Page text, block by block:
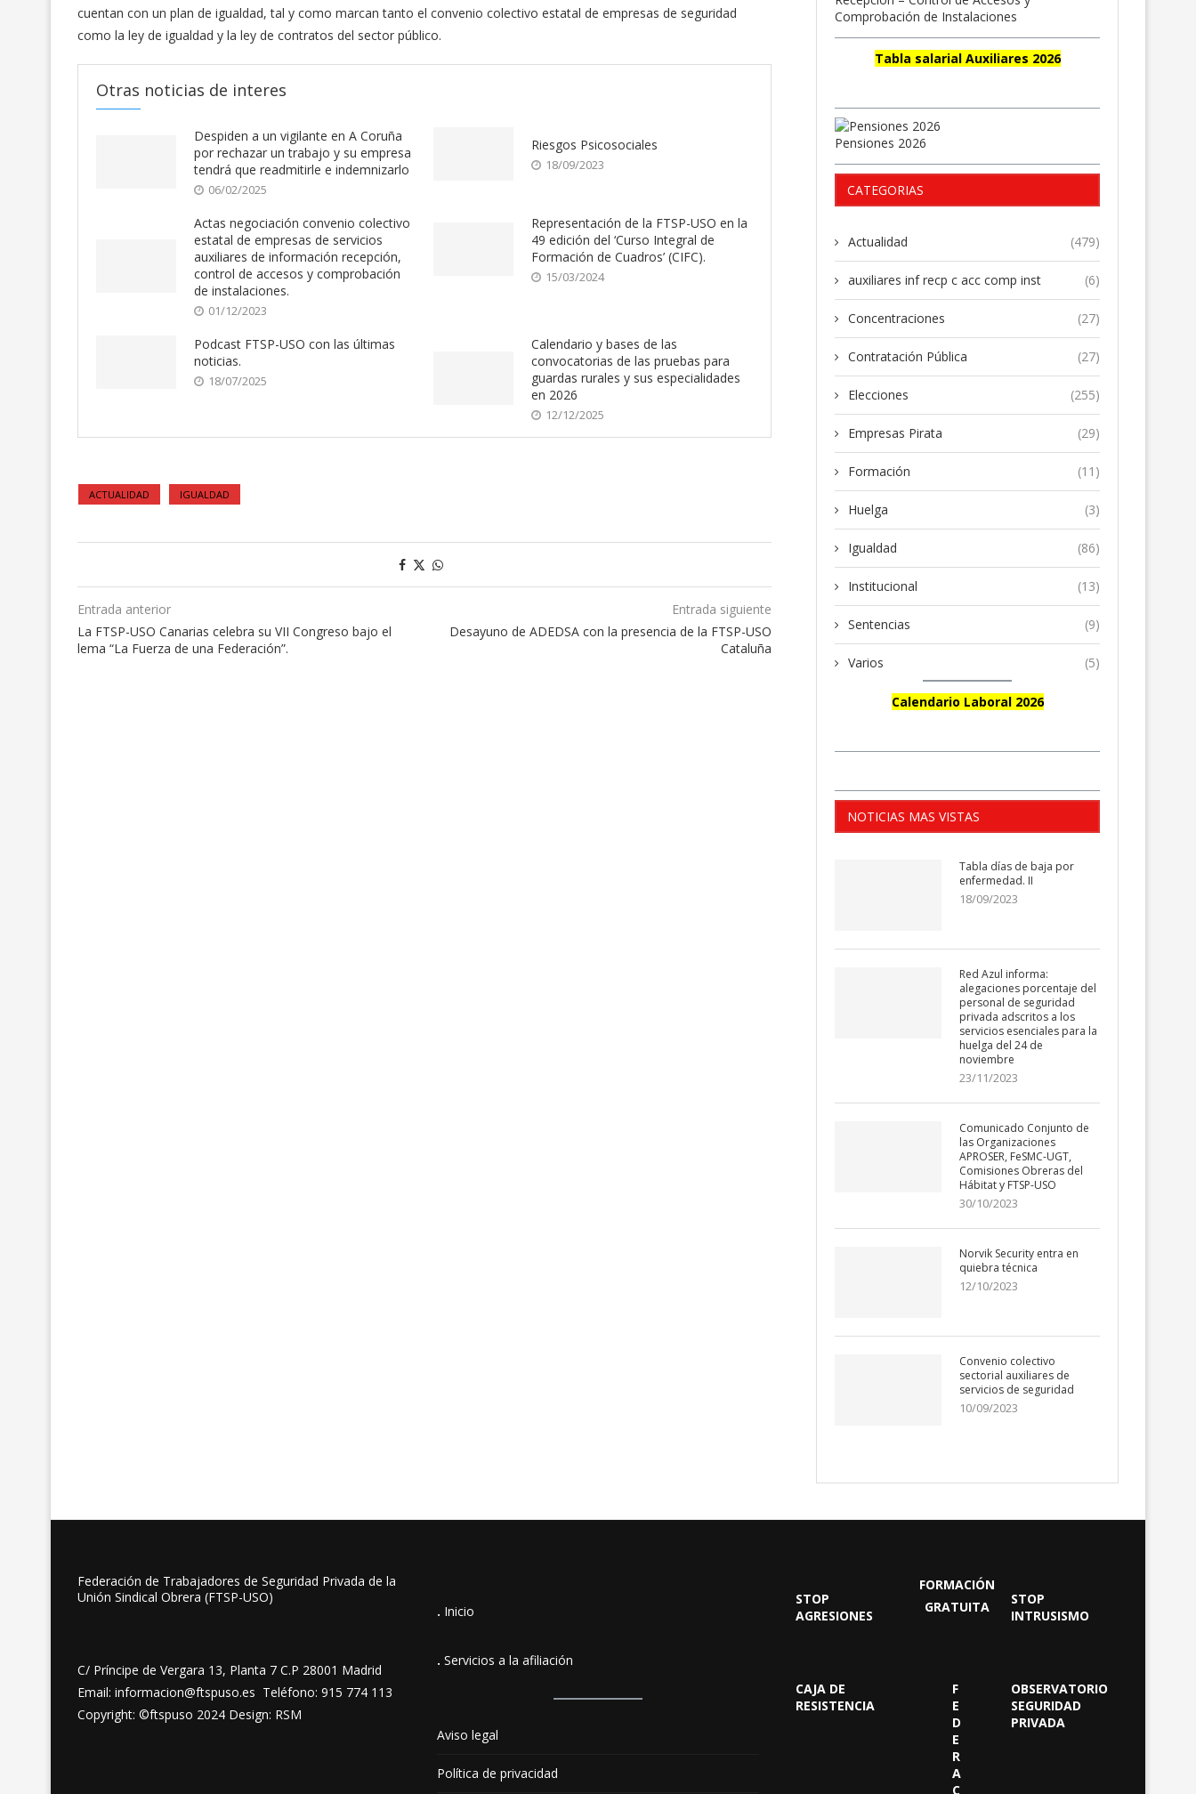
cuentan con un plan de igualdad, tal y como marcan tanto el convenio colectivo estatal de empresas de seguridad
como la ley de igualdad y la ley de contratos del sector público.
Otras noticias de interes
Despiden a un vigilante en A Coruña
por rechazar un trabajo y su empresa
tendrá que readmitirle e indemnizarlo
06/02/2025
Riesgos Psicosociales
18/09/2023
Actas negociación convenio colectivo
estatal de empresas de servicios
auxiliares de información recepción,
control de accesos y comprobación
de instalaciones.
01/12/2023
Representación de la FTSP-USO en la
49 edición del ‘Curso Integral de
Formación de Cuadros’ (CIFC).
15/03/2024
Podcast FTSP-USO con las últimas
noticias.
18/07/2025
Calendario y bases de las
convocatorias de las pruebas para
guardas rurales y sus especialidades
en 2026
12/12/2025
ACTUALIDAD IGUALDAD
Entrada anterior
La FTSP-USO Canarias celebra su VII Congreso bajo el
lema “La Fuerza de una Federación”.
Entrada siguiente
Desayuno de ADEDSA con la presencia de la FTSP-USO
Cataluña
Tabla salarial Auxiliares 2026
Pensiones 2026
CATEGORIAS
Actualidad (479)
auxiliares inf recp c acc comp inst (6)
Concentraciones (27)
Contratación Pública (27)
Elecciones (255)
Empresas Pirata (29)
Formación (11)
Huelga (3)
Igualdad (86)
Institucional (13)
Sentencias (9)
Varios (5)
Calendario Laboral 2026
NOTICIAS MAS VISTAS
Tabla días de baja por
enfermedad. II
18/09/2023
Red Azul informa:
alegaciones porcentaje del
personal de seguridad
privada adscritos a los
servicios esenciales para la
huelga del 24 de
noviembre
23/11/2023
Comunicado Conjunto de
las Organizaciones
APROSER, FeSMC-UGT,
Comisiones Obreras del
Hábitat y FTSP-USO
30/10/2023
Norvik Security entra en
quiebra técnica
12/10/2023
Convenio colectivo
sectorial auxiliares de
servicios de seguridad
10/09/2023
Federación de Trabajadores de Seguridad Privada de la
Unión Sindical Obrera (FTSP-USO)
C/ Príncipe de Vergara 13, Planta 7 C.P 28001 Madrid
Email: informacion@ftspuso.es Teléfono: 915 774 113
Copyright: ©ftspuso 2024 Design: RSM
. Inicio
. Servicios a la afiliación
Aviso legal
Política de privacidad
STOP
AGRESIONES
FORMACIÓN
GRATUITA
STOP
INTRUSISMO
CAJA DE
RESISTENCIA
F
E
D
E
R
A
C
OBSERVATORIO
SEGURIDAD
PRIVADA